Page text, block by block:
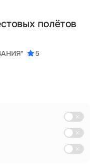
полётов
5